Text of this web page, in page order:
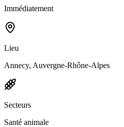
Immédiatement
Lieu
Annecy, Auvergne-Rhône-Alpes
Secteurs
Santé animale